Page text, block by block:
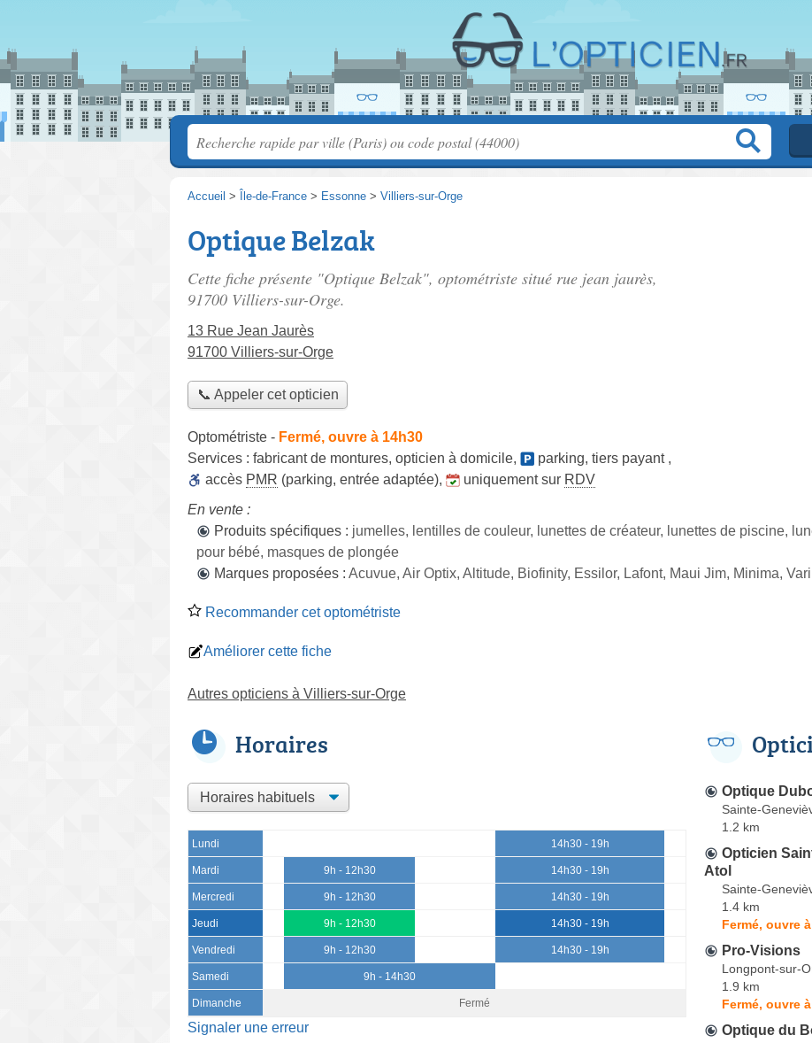
Accueil > Île-de-France > Essonne > Villiers-sur-Orge
Optique Belzak
Cette fiche présente "Optique Belzak", optométriste situé rue jean jaurès,
91700 Villiers-sur-Orge.
13 Rue Jean Jaurès
91700 Villiers-sur-Orge
📞 Appeler cet opticien
Optométriste - Fermé, ouvre à 14h30
Services : fabricant de montures, opticien à domicile, parking, tiers payant ,
accès PMR (parking, entrée adaptée), uniquement sur RDV
En vente :
Produits spécifiques : jumelles, lentilles de couleur, lunettes de créateur, lunettes de piscine,
pour bébé, masques de plongée
Marques proposées : Acuvue, Air Optix, Altitude, Biofinity, Essilor, Lafont, Maui Jim, Minima,
Recommander cet optométriste
Améliorer cette fiche
Autres opticiens à Villiers-sur-Orge
Horaires
Lundi 14h30 - 19h
Mardi 9h - 12h30 14h30 - 19h
Mercredi 9h - 12h30 14h30 - 19h
Jeudi 9h - 12h30 14h30 - 19h
Vendredi 9h - 12h30 14h30 - 19h
Samedi 9h - 14h30
Dimanche Fermé
Signaler une erreur
Optique
Sainte-
1.2 km
Opticien
Atol
Sainte-
1.4 km
Fermé, ouvre
Pro-Visions
Longpont-sur-
1.9 km
Fermé, ouvre
Optique du